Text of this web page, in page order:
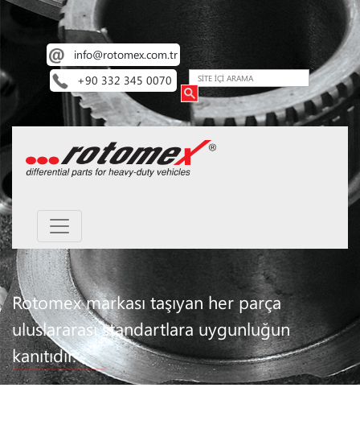
info@rotomex.com.tr
+90 332 345 0070
Rotomex markası taşıyan her parça
uluslararası standartlara uygunluğun
kanıtıdır.